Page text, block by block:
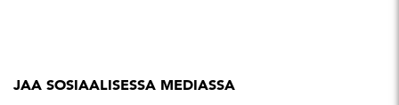
JAA SOSIAALISESSA MEDIASSA